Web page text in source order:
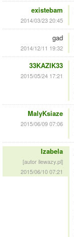
existebam
2014/03/23 20:45
gad
2014/12/11 19:32
33KAZIK33
2015/05/24 17:21
MalyKsiaze
2015/06/09 07:06
Izabela
[autor ilewazy.pl]
2015/06/10 07:21